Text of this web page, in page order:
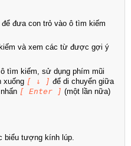
để đưa con trỏ vào ô tìm kiếm
và xem các từ được gợi ý
tìm kiếm, sử dụng phím mũi
xuống [ ↓ ] để di chuyển giữa
[ Enter ] (một lần nữa)
biểu tượng kính lúp.